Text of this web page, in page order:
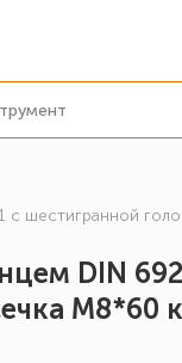
с шестигранной
DIN
М8*60